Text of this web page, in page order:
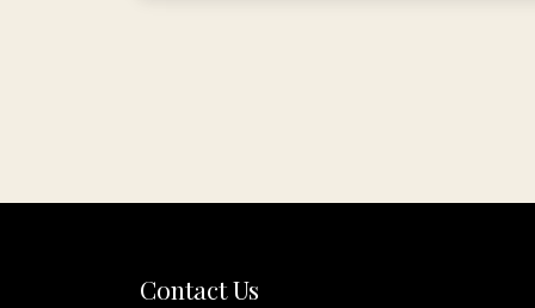
Contact Us